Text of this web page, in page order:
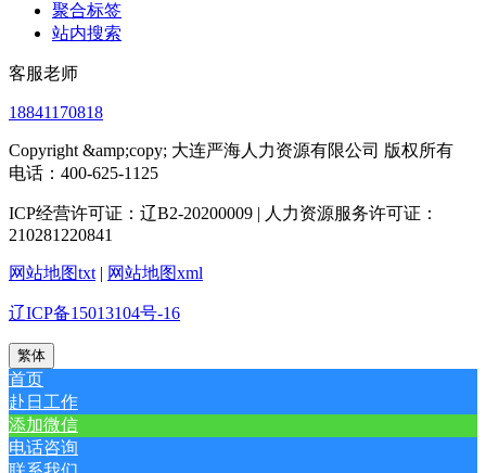
聚合标签
站内搜索
客服老师
18841170818
Copyright &amp;copy; 大连严海人力资源有限公司 版权所有
电话：400-625-1125
ICP经营许可证：辽B2-20200009 | 人力资源服务许可证：
210281220841
网站地图txt | 网站地图xml
辽ICP备15013104号-16
繁体
首页
赴日工作
添加微信
电话咨询